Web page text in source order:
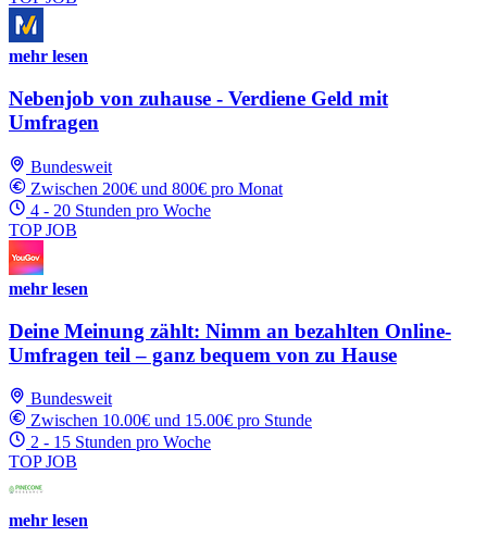
mehr lesen
Nebenjob von zuhause - Verdiene Geld mit
Umfragen
Bundesweit
Zwischen 200€ und 800€ pro Monat
4 - 20 Stunden pro Woche
TOP JOB
mehr lesen
Deine Meinung zählt: Nimm an bezahlten Online-
Umfragen teil – ganz bequem von zu Hause
Bundesweit
Zwischen 10.00€ und 15.00€ pro Stunde
2 - 15 Stunden pro Woche
TOP JOB
mehr lesen